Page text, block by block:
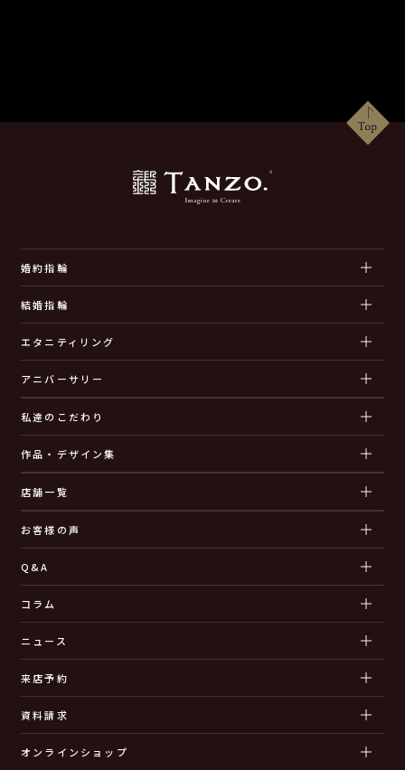
婚約指輪
結婚指輪
エタニティリング
アニバーサリー
私達のこだわり
作品・デザイン集
店舗一覧
お客様の声
Q&A
コラム
ニュース
来店予約
資料請求
オンラインショップ